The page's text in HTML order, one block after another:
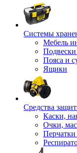
Системы
Мебель
Подвески
Пояса и
Ящики
Средства
Каски,
Очки,